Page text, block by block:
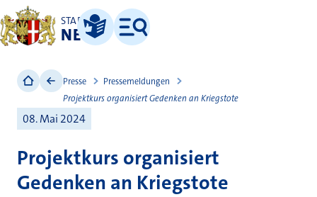
STADT
NEUSS
Leichte Sprache
Menü
Presse
Pressemeldungen
Projektkurs organisiert Gedenken an Kriegstote
08. Mai 2024
Projektkurs organisiert
Gedenken an Kriegstote